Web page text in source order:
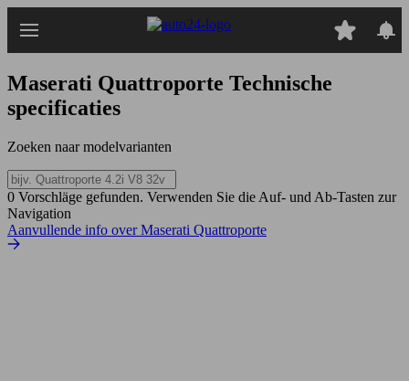
naar
Maserati Quattroporte Technische
specificaties
Zoeken naar modelvarianten
0 Vorschläge gefunden. Verwenden Sie die Auf- und Ab-Tasten zur
Navigation
Aanvullende info over Maserati Quattroporte